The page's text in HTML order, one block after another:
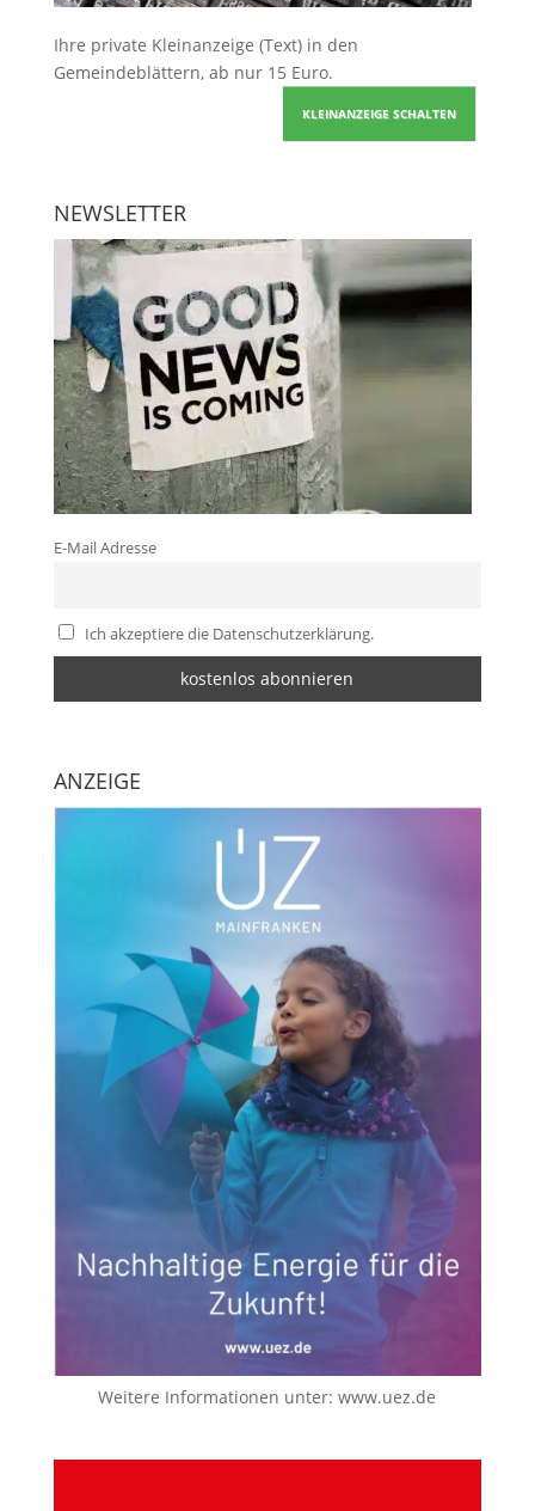
Ihre private Kleinanzeige (Text) in den
Gemeindeblättern, ab nur 15 Euro.
KLEINANZEIGE SCHALTEN
NEWSLETTER
E-Mail Adresse
Ich akzeptiere die Datenschutzerklärung.
ANZEIGE
Weitere Informationen unter:www.uez.de